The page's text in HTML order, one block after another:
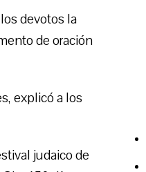
devotos la
de oración
explicó a los
judaico de